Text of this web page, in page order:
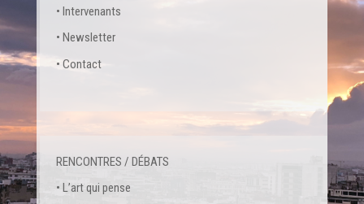
• Intervenants
• Newsletter
• Contact
RENCONTRES / DÉBATS
• L’art qui pense